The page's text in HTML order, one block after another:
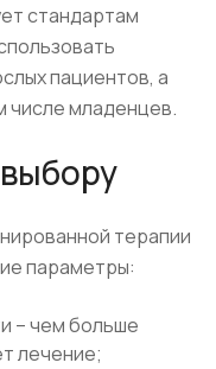
стандартам
пациентов, а
числе младенцев.
терапии
параметры:
– чем больше
лечение;